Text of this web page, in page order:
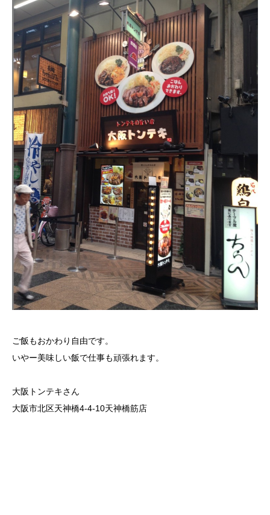
ご飯もおかわり自由です。
いやー美味しい飯で仕事も頑張れます。
大阪トンテキさん
大阪市北区天神橋4-4-10天神橋筋店